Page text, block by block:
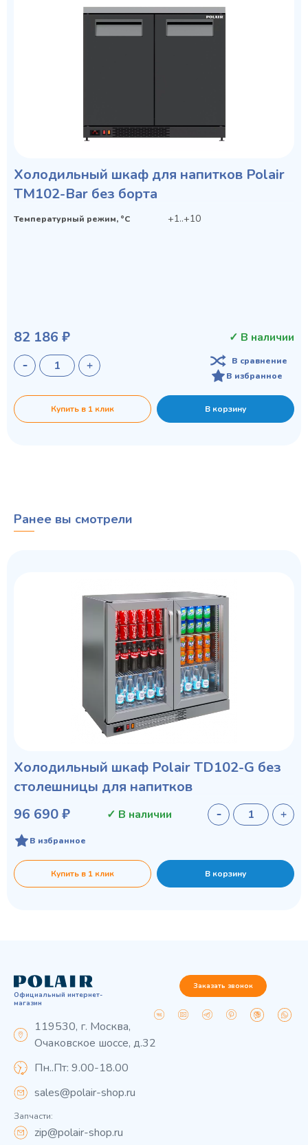
Холодильный шкаф для напитков Polair
TM102-Bar без борта
Температурный режим, °C +1..+10
82 186 ₽ ✓ В наличии
В сравнение
В избранное
Купить в 1 клик В корзину
Ранее вы смотрели
Холодильный шкаф Polair TD102-G без
столешницы для напитков
96 690 ₽
✓ В наличии
В избранное
Купить в 1 клик В корзину
Официальный интернет-
магазин
119530, г. Москва,
Очаковское шоссе, д.32
Пн..Пт: 9.00-18.00
sales@polair-shop.ru
Запчасти:
zip@polair-shop.ru
Заказать звонок